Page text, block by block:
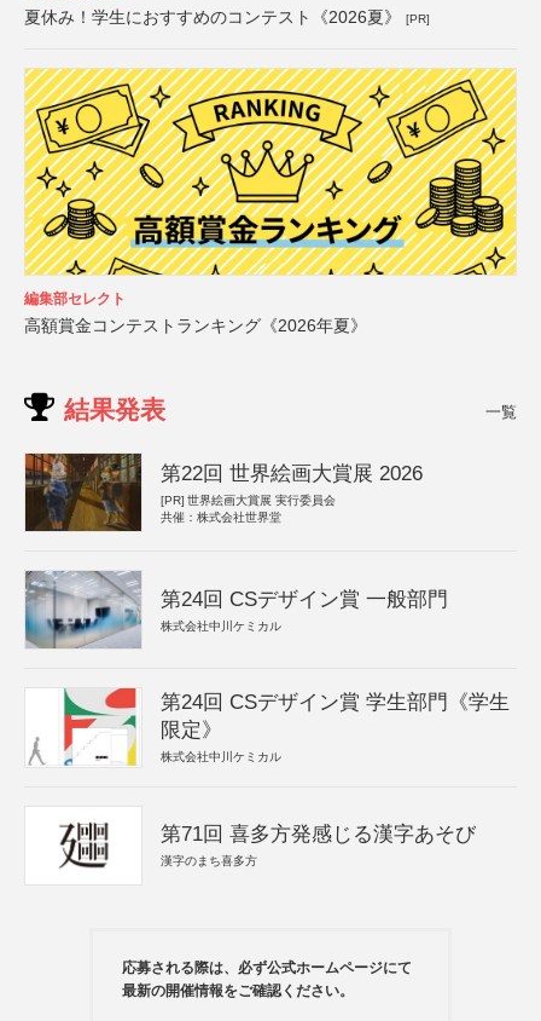
夏休み！学生におすすめのコンテスト《2026夏》 [PR]
編集部セレクト
高額賞金コンテストランキング《2026年夏》
結果発表 一覧
第22回 世界絵画大賞展 2026
[PR] 世界絵画大賞展 実行委員会
共催：株式会社世界堂
第24回 CSデザイン賞 一般部門
株式会社中川ケミカル
第24回 CSデザイン賞 学生部門《学生
限定》
株式会社中川ケミカル
第71回 喜多方発感じる漢字あそび
漢字のまち喜多方
応募される際は、必ず公式ホームページにて
最新の開催情報をご確認ください。